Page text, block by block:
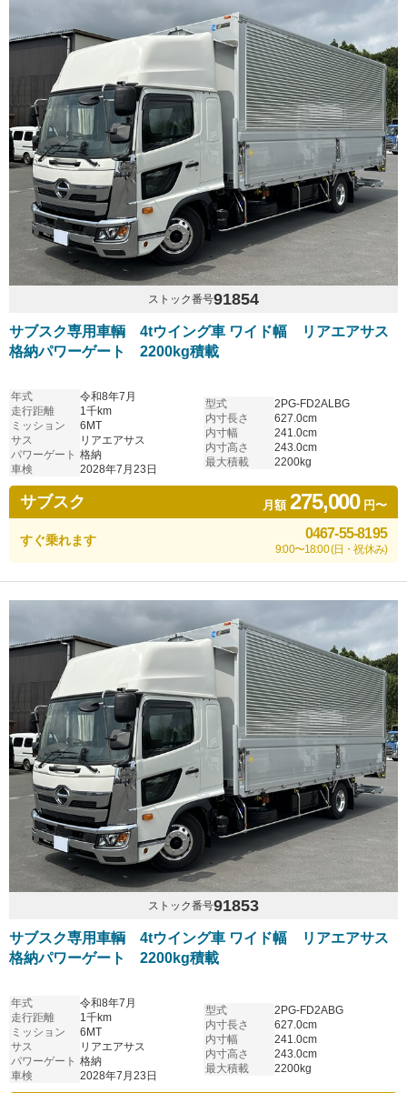
ストック番号91854
サブスク専用車輌 4tウイング車 ワイド幅 リアエアサス
格納パワーゲート 2200kg積載
年式
令和8年7月
走行距離
1千km
ミッション
6MT
サス
リアエアサス
パワーゲート 格納
車検
2028年7月23日
型式
2PG-FD2ALBG
内寸長さ
627.0cm
内寸幅
241.0cm
内寸高さ
243.0cm
最大積載
2200kg
サブスク 月額275,000円〜
すぐ乗れます 0467-55-8195
9:00〜18:00 (日・祝休み)
ストック番号91853
サブスク専用車輌 4tウイング車 ワイド幅 リアエアサス
格納パワーゲート 2200kg積載
年式
令和8年7月
走行距離
1千km
ミッション
6MT
サス
リアエアサス
パワーゲート 格納
車検
2028年7月23日
型式
2PG-FD2ABG
内寸長さ
627.0cm
内寸幅
241.0cm
内寸高さ
243.0cm
最大積載
2200kg